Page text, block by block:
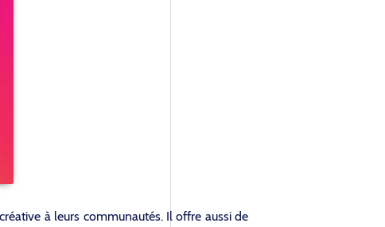
à leurs communautés. Il offre aussi de